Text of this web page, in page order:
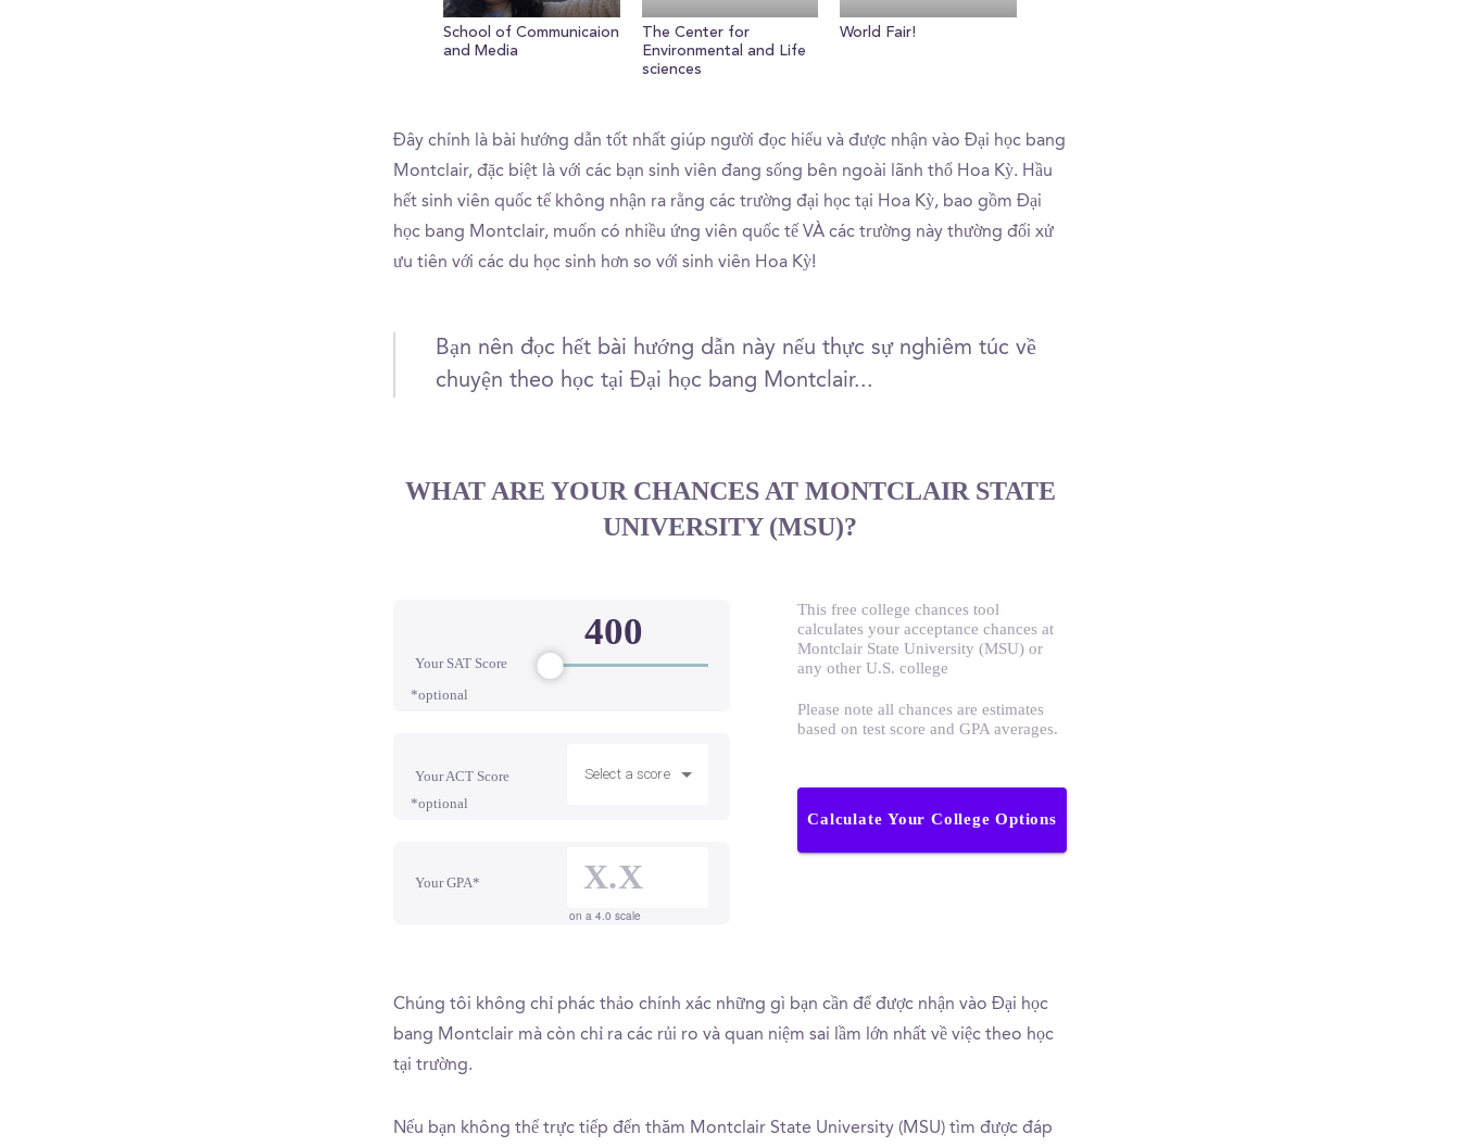
School of Communicaion
and Media
The Center for
Environmental and Life
sciences
World Fair!
Đây chính là bài hướng dẫn tốt nhất giúp người đọc hiểu và được nhận vào Đại học bang
Montclair, đặc biệt là với các bạn sinh viên đang sống bên ngoài lãnh thổ Hoa Kỳ. Hầu
hết sinh viên quốc tế không nhận ra rằng các trường đại học tại Hoa Kỳ, bao gồm Đại
học bang Montclair, muốn có nhiều ứng viên quốc tế VÀ các trường này thường đối xử
ưu tiên với các du học sinh hơn so với sinh viên Hoa Kỳ!
Bạn nên đọc hết bài hướng dẫn này nếu thực sự nghiêm túc về
chuyện theo học tại Đại học bang Montclair...
WHAT ARE YOUR CHANCES AT MONTCLAIR STATE
UNIVERSITY (MSU)?
Your SAT Score
*optional
Your ACT Score
*optional
Select a score
Your GPA*
on a 4.0 scale
This free college chances tool
calculates your acceptance chances at
Montclair State University (MSU) or
any other U.S. college
Please note all chances are estimates
based on test score and GPA averages.
Calculate Your College Options
Chúng tôi không chỉ phác thảo chính xác những gì bạn cần để được nhận vào Đại học
bang Montclair mà còn chỉ ra các rủi ro và quan niệm sai lầm lớn nhất về việc theo học
tại trường.
Nếu bạn không thể trực tiếp đến thăm Montclair State University (MSU) tìm được đáp